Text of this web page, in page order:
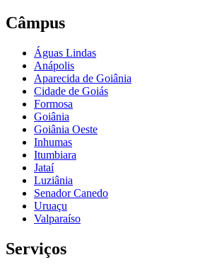
Câmpus
Águas Lindas
Anápolis
Aparecida de Goiânia
Cidade de Goiás
Formosa
Goiânia
Goiânia Oeste
Inhumas
Itumbiara
Jataí
Luziânia
Senador Canedo
Uruaçu
Valparaíso
Serviços